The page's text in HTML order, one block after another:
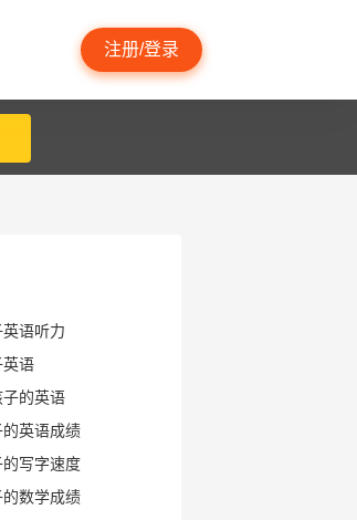
注册/登录
语听力
语
的英语
英语成绩
写字速度
数学成绩